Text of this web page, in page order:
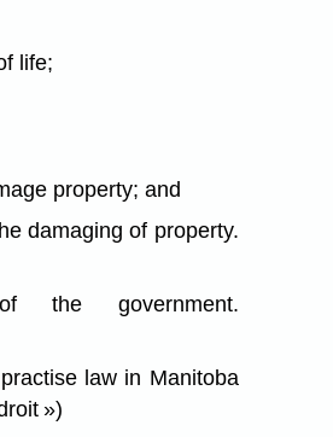
life;
property; and
damaging of property.
the government.
law in Manitoba
»)